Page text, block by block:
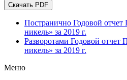
Скачать PDF
Постранично Годовой
никель» за 2019 г.
Разворотами Годовой
никель» за 2019 г.
Меню